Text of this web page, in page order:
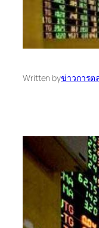
Written byข่าวการต